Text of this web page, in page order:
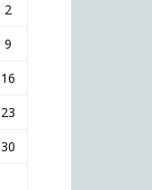
2
9
16
23
30